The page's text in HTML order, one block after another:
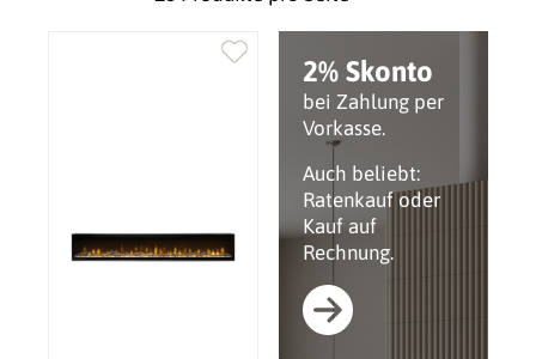
2% Skonto
bei Zahlung per
Vorkasse.
Auch beliebt:
Ratenkauf oder
Kauf auf
Rechnung.